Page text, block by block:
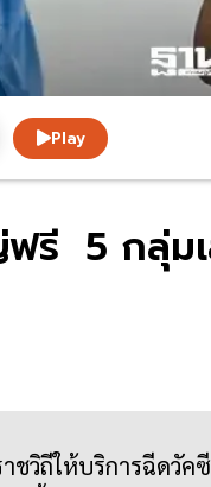
Play
รี 5 กลุ่ม
าชวิถีให้บริการฉีดวั